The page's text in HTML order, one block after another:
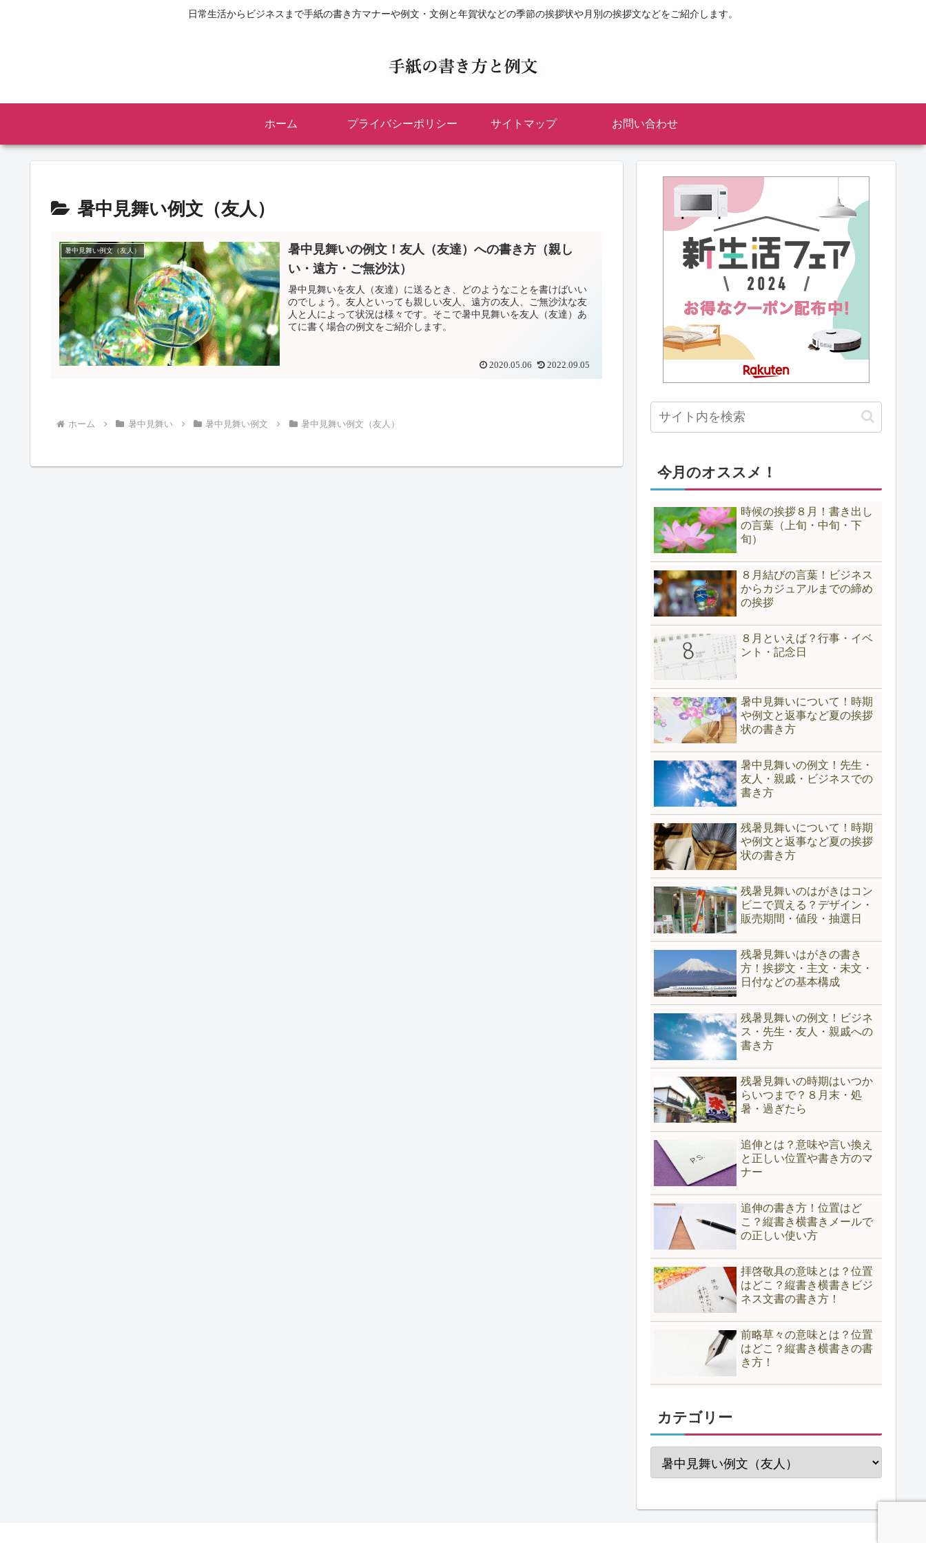
日常生活からビジネスまで手紙の書き方マナーや例文・文例と年賀状などの季節の挨拶状や月別の挨拶文などをご紹介します。
ホーム プライバシーポリシー サイトマップ お問い合わせ
暑中見舞い例文（友人）
暑中見舞い例文（友人）
暑中見舞いの例文！友人（友達）への書き方（親し
い・遠方・ご無沙汰）
暑中見舞いを友人（友達）に送るとき、どのようなことを書けばいい
のでしょう。友人といっても親しい友人、遠方の友人、ご無沙汰な友
人と人によって状況は様々です。そこで暑中見舞いを友人（友達）あ
てに書く場合の例文をご紹介します。
2020.05.06 2022.09.05
ホーム 暑中見舞い 暑中見舞い例文 暑中見舞い例文（友人）
今月のオススメ！
時候の挨拶８月！書き出し
の言葉（上旬・中旬・下
旬）
８月結びの言葉！ビジネス
からカジュアルまでの締め
の挨拶
８月といえば？行事・イベ
ント・記念日
暑中見舞いについて！時期
や例文と返事など夏の挨拶
状の書き方
暑中見舞いの例文！先生・
友人・親戚・ビジネスでの
書き方
残暑見舞いについて！時期
や例文と返事など夏の挨拶
状の書き方
残暑見舞いのはがきはコン
ビニで買える？デザイン・
販売期間・値段・抽選日
残暑見舞いはがきの書き
方！挨拶文・主文・未文・
日付などの基本構成
残暑見舞いの例文！ビジネ
ス・先生・友人・親戚への
書き方
残暑見舞いの時期はいつか
らいつまで？８月末・処
暑・過ぎたら
追伸とは？意味や言い換え
と正しい位置や書き方のマ
ナー
追伸の書き方！位置はど
こ？縦書き横書きメールで
の正しい使い方
拝啓敬具の意味とは？位置
はどこ？縦書き横書きビジ
ネス文書の書き方！
前略草々の意味とは？位置
はどこ？縦書き横書きの書
き方！
カテゴリー